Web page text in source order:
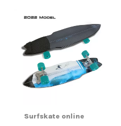
Surfskate online